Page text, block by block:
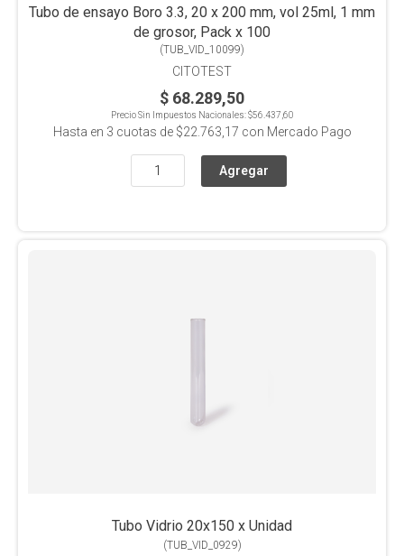
Tubo de ensayo Boro 3.3, 20 x 200 mm, vol 25ml, 1 mm
de grosor, Pack x 100
(TUB_VID_10099)
CITOTEST
$ 68.289,50
Precio Sin Impuestos Nacionales:$56.437,60
Hasta en 3 cuotas de $22.763,17 con Mercado Pago
Tubo Vidrio 20x150 x Unidad
(TUB_VID_0929)